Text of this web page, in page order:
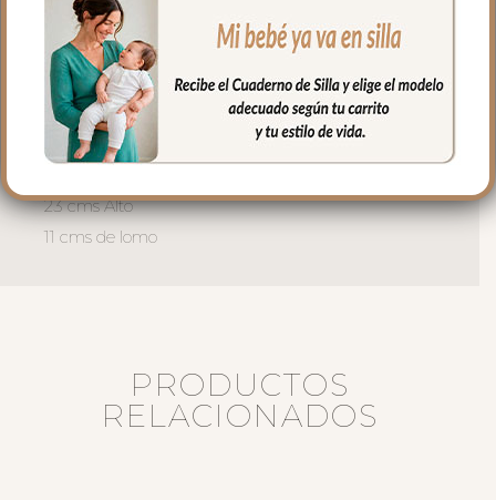
El interior siempre en tejido blanco e
impermeable con bolsillos en todos los
laterales para poder llevar todo
organizado y el culete rígido.
Medidas bolso:
23 cms Alto
11 cms de lomo
PRODUCTOS
RELACIONADOS